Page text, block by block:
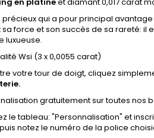
précieux qui a pour principal
force et son succès de sa rareté: il
luxueuse.
Wsi (3 x 0,0055 carat)
votre tour de doigt, cliquez
gratuitement sur toutes nos
le tableau: "Personnalisation" et
notez le numéro de la police